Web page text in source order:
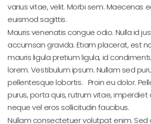
varius vitae, velit. Morbi sem. Maecenas
euismod sagittis.
Mauris venenatis congue odio. Nulla id
accumsan gravida. Etiam placerat, est
mauris ligula pretium ligula, id
lorem. Vestibulum ipsum. Nullam sed
pellentesque lobortis. Proin eu dolor.
purus, porta quis, rutrum vitae, imperdiet
neque vel eros sollicitudin faucibus.
Nullam consectetuer volutpat enim.